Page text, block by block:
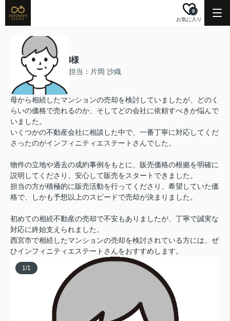
お気に入り
0
I様
担当：片岡 沙織
母から相続したマンションの売却を検討していましたが、どのく
らいの価格で売れるのか、そしてどの会社に依頼すべきか悩んで
いました。
いくつかの不動産会社に相談した中で、一番丁寧に対応してくだ
さったのがインフィニティエステートさんでした。
物件の立地や過去の成約事例をもとに、販売価格の根拠を明確に
説明してくださり、安心して販売をスタートできました。
担当の方が積極的に販売活動を行ってくださり、希望していた価
格で、しかも予想以上のスピードで売却が決まりました。
初めての相続不動産の売却で不安もありましたが、丁寧で誠実な
対応に終始支えられました。
西宮市で相続したマンションの売却を検討されている方には、ぜ
ひインフィニティエステートさんをおすすめします。
1/1